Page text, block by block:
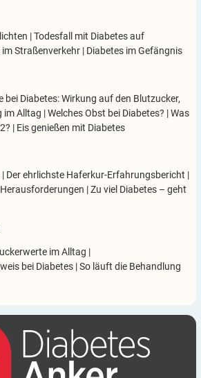
|Todesfall mit Diabetes auf
im Straßenverkehr | Diabetes im Gefängnis
Diabetes: Wirkung auf den Blutzucker,
im Alltag |Welches Obst bei Diabetes? |Was
| Eis genießen mit Diabetes
| Der ehrlichste Haferkur-Erfahrungsbericht |
|Zu viel Diabetes – geht
im Alltag |
bei Diabetes |So läuft die Behandlung